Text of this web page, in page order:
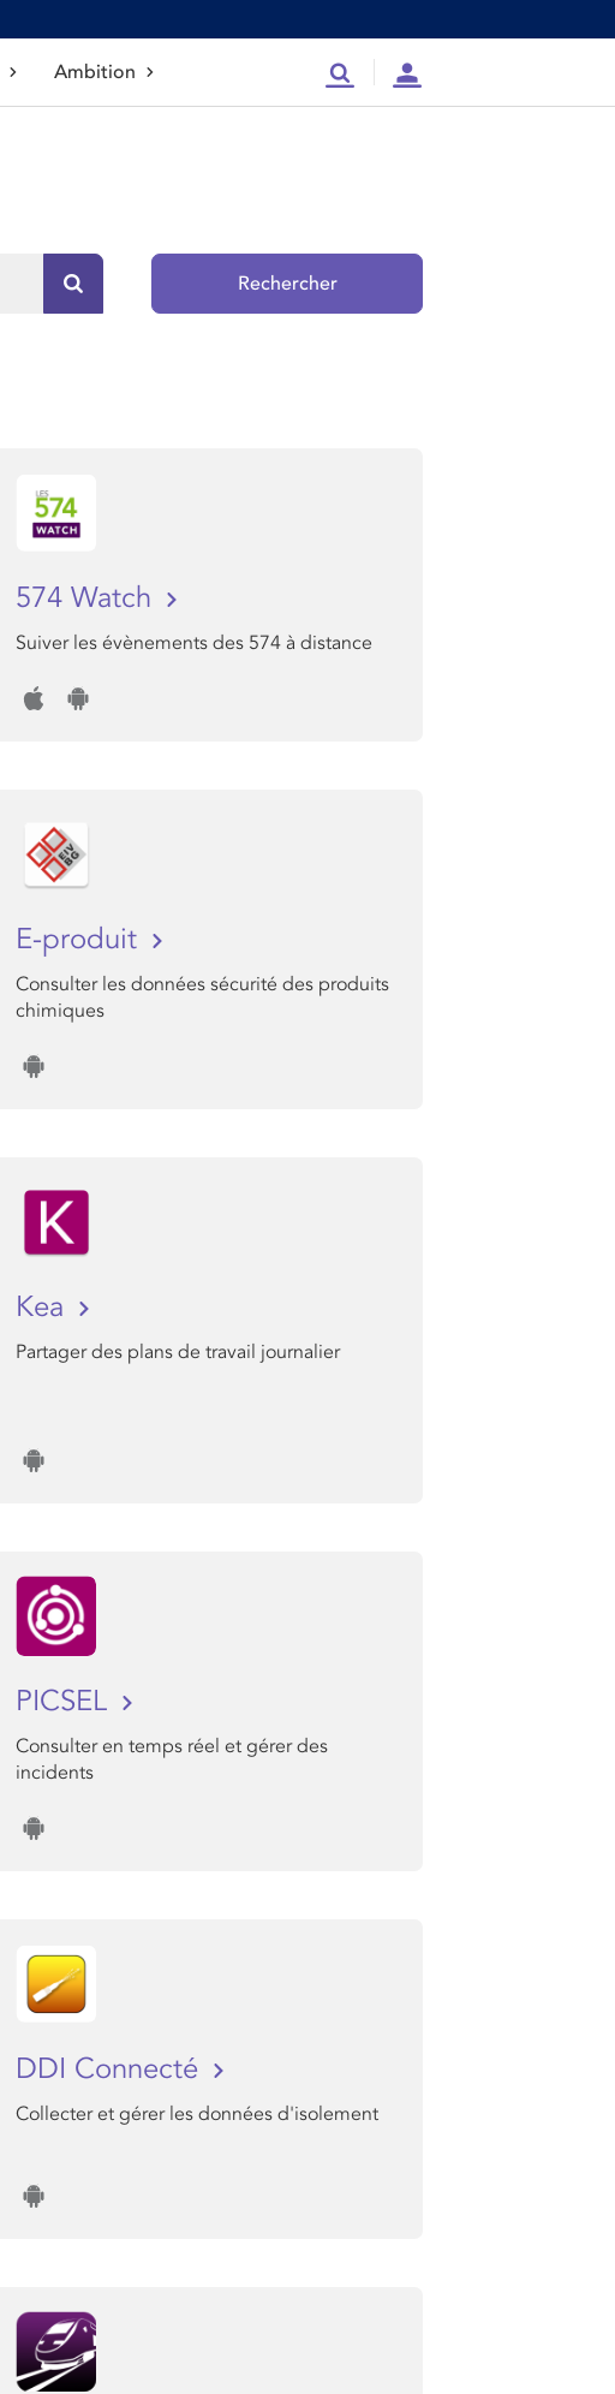
Ambition RechercheCompte
Rechercher sur le site
Rechercher
574 Watch
Suiver les évènements des 574 à distance
E-produit
Consulter les données sécurité des produits
chimiques
Kea
Partager des plans de travail journalier
PICSEL
Consulter en temps réel et gérer des
incidents
DDI Connecté
Collecter et gérer les données d'isolement